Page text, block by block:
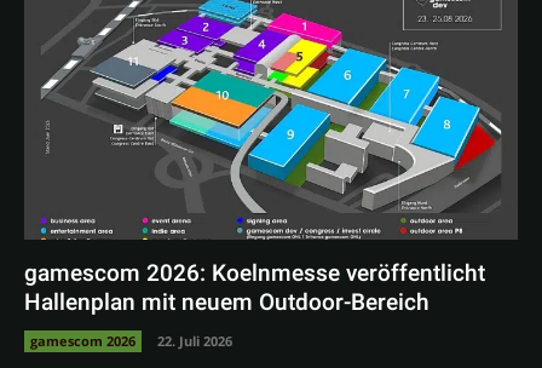
gamescom 2026: Koelnmesse veröffentlicht
Hallenplan mit neuem Outdoor-Bereich
gamescom 2026 22. Juli 2026